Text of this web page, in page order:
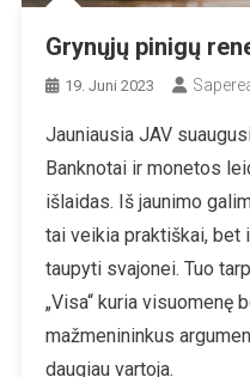
Grynųjų pinigų
19. Juni 2023
Jauniausia JAV
Banknotai ir monetos
išlaidas. Iš jaunimo
tai veikia praktiškai, bet
taupyti svajonei. Tuo
„Visa“ kuria visuomenę
mažmenininkus
daugiau vartoja.